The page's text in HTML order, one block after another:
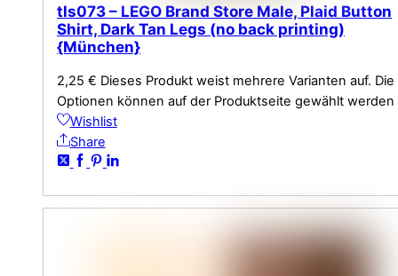
tls073 – LEGO Brand Store Male, Plaid Button
Shirt, Dark Tan Legs (no back printing)
{München}
2,25 € Dieses Produkt weist mehrere Varianten auf. Die
Optionen können auf der Produktseite gewählt werden
Wishlist
Share